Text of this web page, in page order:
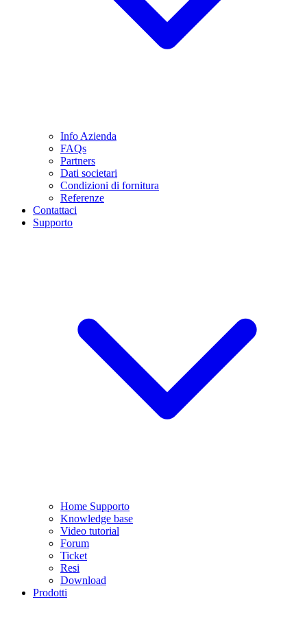
Info Azienda
FAQs
Partners
Dati societari
Condizioni di fornitura
Referenze
Contattaci
Supporto
Home Supporto
Knowledge base
Video tutorial
Forum
Ticket
Resi
Download
Prodotti